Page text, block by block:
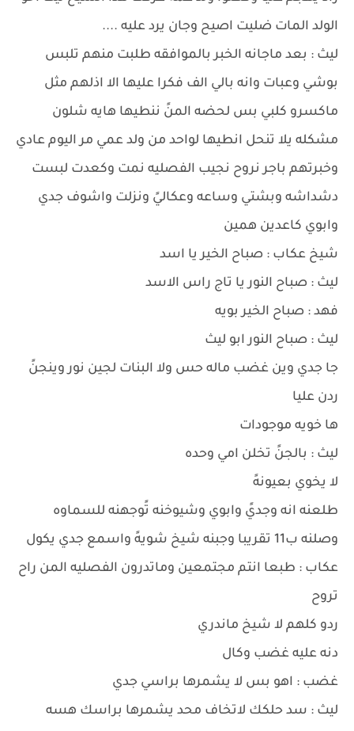
الولد المات ضليت اصيح وجان يرد عليه ....
ليث : بعد ماجانه الخبر بالموافقه طلبت منهم تلبس
بوشي وعبات وانه بالي الف فكرا عليها الا اذلهم مثل
ماكسرو كلبي بس لحضه المنً ننطيها هايه شلون
مشكله يلا تنحل انطيها لواحد من ولد عمي مر اليوم عادي
وخبرتهم باجر نروح نجيب الفصليه نمت وكعدت لبست
دشداشه وبشتي وساعه وعكاليً ونزلت واشوف جدي
وابوي كاعدين همين
شيخ عكاب : صباح الخير يا اسد
ليث : صباح النور يا تاج راس الاسد
فهد : صباح الخير بويه
ليث : صباح النور ابو ليث
جا جدي وين غضب ماله حس ولا البنات لجين نور وينجنً
ردن عليا
ها خويه موجودات
ليث : بالجنً تخلن امي وحده
لا يخوي بعيونهً
طلعنه انه وجديً وابوي وشيوخنه تًوجهنه للسماوه
وصلنه ب11 تقريبا وجبنه شيخ شويهً واسمع جدي يكول
عكاب : طبعا انتم مجتمعين وماتدرون الفصليه المن راح
تروح
ردو كلهم لا شيخ ماندري
دنه عليه غضب وكال
غضب : اهو بس لا يشمرها براسي جدي
ليث : سد حلكك لاتخاف محد يشمرها براسك هسه